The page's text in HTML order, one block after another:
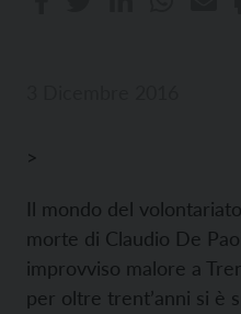
>
Il mondo del
morte di Claudio De
improvviso malore a
per oltre trent’anni si è